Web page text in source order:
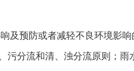
及预防或者减轻不良环境影
污分流和清、浊分流原则；